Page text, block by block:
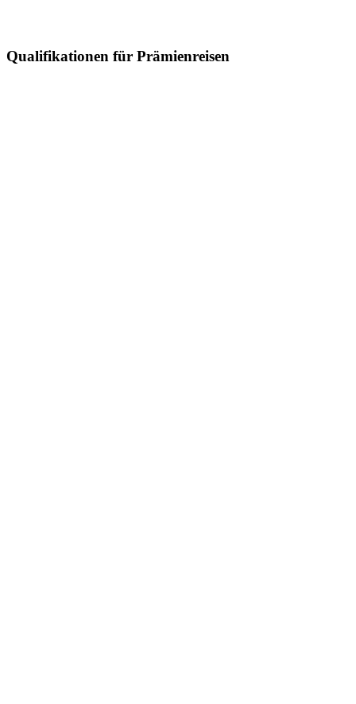
Qualifikationen für Prämienreisen